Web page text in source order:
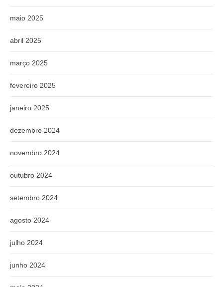
maio 2025
abril 2025
março 2025
fevereiro 2025
janeiro 2025
dezembro 2024
novembro 2024
outubro 2024
setembro 2024
agosto 2024
julho 2024
junho 2024